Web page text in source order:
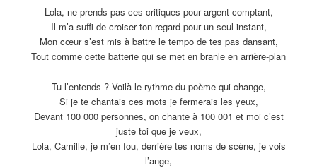
Lola, ne prends pas ces critiques pour argent comptant,
Il m’a suffi de croiser ton regard pour un seul instant,
Mon cœur s’est mis à battre le tempo de tes pas dansant,
Tout comme cette batterie qui se met en branle en arrière-plan
Tu l’entends ? Voilà le rythme du poème qui change,
Si je te chantais ces mots je fermerais les yeux,
Devant 100 000 personnes, on chante à 100 001 et moi c’est
juste toi que je veux,
Lola, Camille, je m’en fou, derrière tes noms de scène, je vois
l’ange,